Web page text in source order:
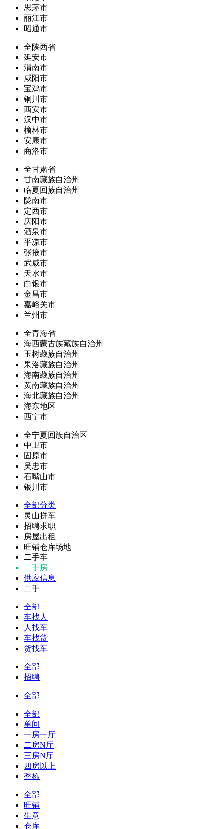
思茅市
丽江市
昭通市
全陕西省
延安市
渭南市
咸阳市
宝鸡市
铜川市
西安市
汉中市
榆林市
安康市
商洛市
全甘肃省
甘南藏族自治州
临夏回族自治州
陇南市
定西市
庆阳市
酒泉市
平凉市
张掖市
武威市
天水市
白银市
金昌市
嘉峪关市
兰州市
全青海省
海西蒙古族藏族自治州
玉树藏族自治州
果洛藏族自治州
海南藏族自治州
黄南藏族自治州
海北藏族自治州
海东地区
西宁市
全宁夏回族自治区
中卫市
固原市
吴忠市
石嘴山市
银川市
全部分类
灵山拼车
招聘求职
房屋出租
旺铺仓库场地
二手车
二手房
供应信息
二手
全部
车找人
人找车
车找货
货找车
全部
招聘
全部
全部
单间
一房一厅
二房N厅
三房N厅
四房以上
整栋
全部
旺铺
生意
仓库